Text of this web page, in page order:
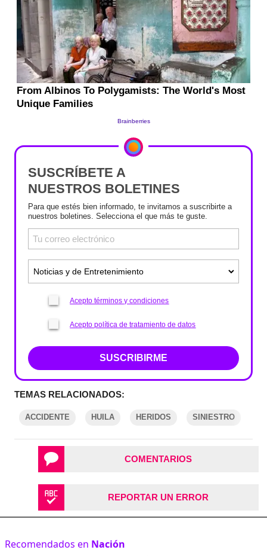
SUSCRÍBETE A
NUESTROS BOLETINES
Para que estés bien informado, te invitamos a suscribirte a
nuestros boletines. Selecciona el que más te guste.
Acepto términos y condiciones
Acepto política de tratamiento de datos
SUSCRIBIRME
TEMAS RELACIONADOS:
ACCIDENTE HUILA HERIDOS SINIESTRO
COMENTARIOS
REPORTAR UN ERROR
Recomendados en Nación